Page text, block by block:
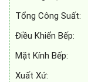
Tổng Công
Điều
Mặt Kính
Xuất